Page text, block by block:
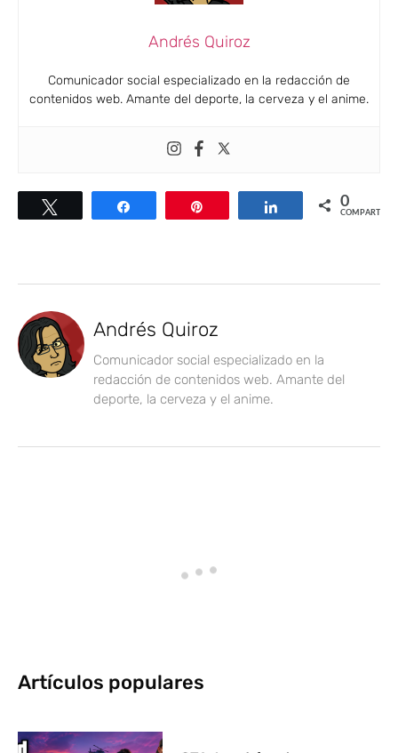
Andrés Quiroz
Comunicador social especializado en la redacción de
contenidos web. Amante del deporte, la cerveza y el anime.
Compartir Compartir0
COMPARTIR
Andrés Quiroz
Comunicador social especializado en la
redacción de contenidos web. Amante del
deporte, la cerveza y el anime.
Artículos populares